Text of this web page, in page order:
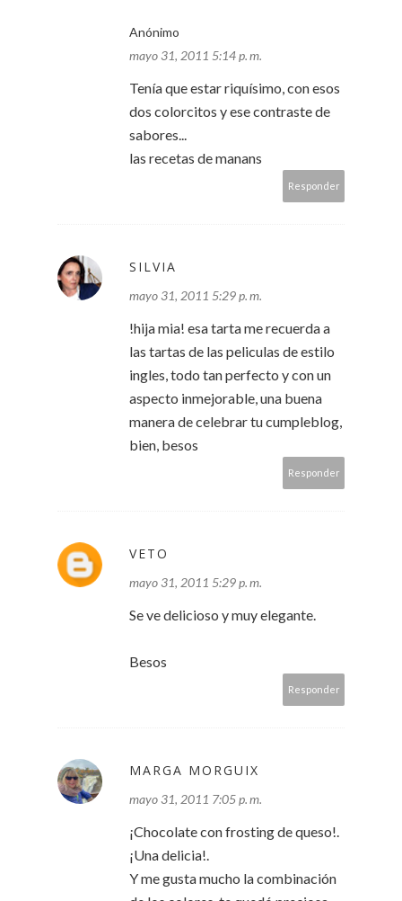
Anónimo
mayo 31, 2011 5:14 p. m.
Tenía que estar riquísimo, con esos
dos colorcitos y ese contraste de
sabores...
las recetas de manans
Responder
SILVIA
mayo 31, 2011 5:29 p. m.
!hija mia! esa tarta me recuerda a
las tartas de las peliculas de estilo
ingles, todo tan perfecto y con un
aspecto inmejorable, una buena
manera de celebrar tu cumpleblog,
bien, besos
Responder
VETO
mayo 31, 2011 5:29 p. m.
Se ve delicioso y muy elegante.
Besos
Responder
MARGA MORGUIX
mayo 31, 2011 7:05 p. m.
¡Chocolate con frosting de queso!.
¡Una delicia!.
Y me gusta mucho la combinación